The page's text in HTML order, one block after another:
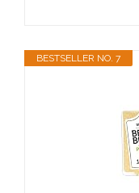
BESTSELLER NO. 7